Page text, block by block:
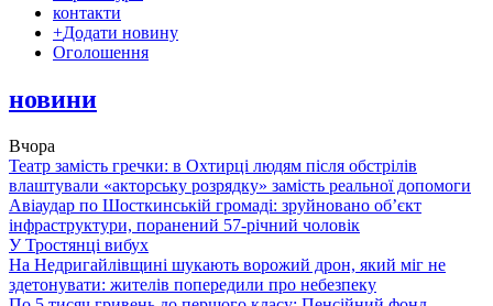
контакти
+Додати новину
Оголошення
новини
Вчора
Театр замість гречки: в Охтирці людям після обстрілів
влаштували «акторську розрядку» замість реальної допомоги
Авіаудар по Шосткинській громаді: зруйновано об’єкт
інфраструктури, поранений 57-річний чоловік
У Тростянці вибух
На Недригайлівщині шукають ворожий дрон, який міг не
здетонувати: жителів попередили про небезпеку